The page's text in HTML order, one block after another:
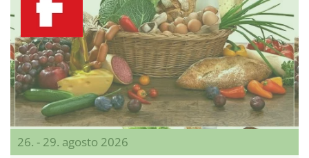
26. - 29. agosto 2026